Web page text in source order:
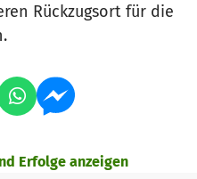
Rückzugsort für die
Erfolge anzeigen